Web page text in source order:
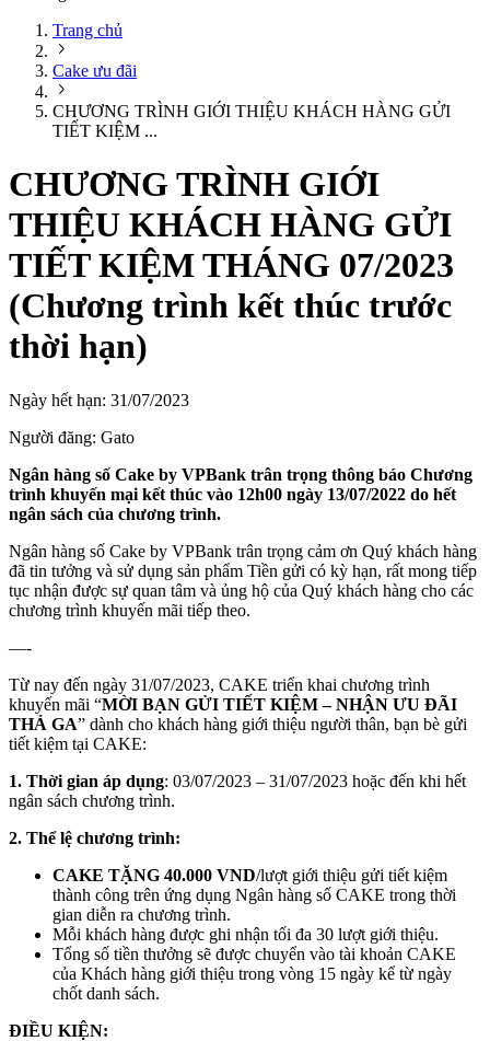
Trang chủ
Cake ưu đãi
CHƯƠNG TRÌNH GIỚI THIỆU KHÁCH HÀNG GỬI
TIẾT KIỆM ...
CHƯƠNG TRÌNH GIỚI
THIỆU KHÁCH HÀNG GỬI
TIẾT KIỆM THÁNG 07/2023
(Chương trình kết thúc trước
thời hạn)
Ngày hết hạn: 31/07/2023
Người đăng: Gato
Ngân hàng số Cake by VPBank trân trọng thông báo Chương
trình khuyến mại kết thúc vào 12h00 ngày 13/07/2022 do hết
ngân sách của chương trình.
Ngân hàng số Cake by VPBank trân trọng cảm ơn Quý khách hàng
đã tin tưởng và sử dụng sản phẩm Tiền gửi có kỳ hạn, rất mong tiếp
tục nhận được sự quan tâm và ủng hộ của Quý khách hàng cho các
chương trình khuyến mãi tiếp theo.
—-
Từ nay đến ngày 31/07/2023, CAKE triển khai chương trình
khuyến mãi “MỜI BẠN GỬI TIẾT KIỆM – NHẬN ƯU ĐÃI
THẢ GA” dành cho khách hàng giới thiệu người thân, bạn bè gửi
tiết kiệm tại CAKE:
1. Thời gian áp dụng: 03/07/2023 – 31/07/2023 hoặc đến khi hết
ngân sách chương trình.
2. Thể lệ chương trình:
CAKE TẶNG 40.000 VND/lượt giới thiệu gửi tiết kiệm
thành công trên ứng dụng Ngân hàng số CAKE trong thời
gian diễn ra chương trình.
Mỗi khách hàng được ghi nhận tối đa 30 lượt giới thiệu.
Tổng số tiền thưởng sẽ được chuyển vào tài khoản CAKE
của Khách hàng giới thiệu trong vòng 15 ngày kể từ ngày
chốt danh sách.
ĐIỀU KIỆN: